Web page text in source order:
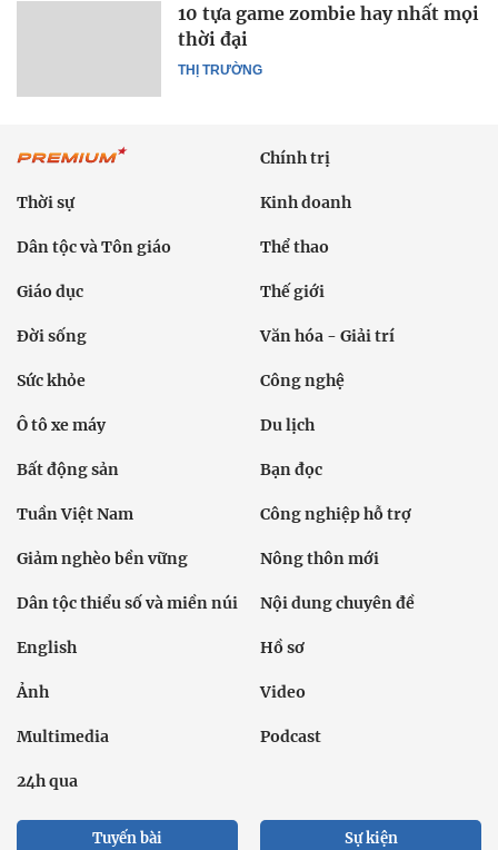
THỊ TRƯỜNG
10 tựa game zombie hay nhất mọi
thời đại
Chính trị
Thời sự Kinh doanh
Dân tộc và Tôn giáo Thể thao
Giáo dục Thế giới
Đời sống Văn hóa - Giải trí
Sức khỏe Công nghệ
Ô tô xe máy Du lịch
Bất động sản Bạn đọc
Tuần Việt Nam Công nghiệp hỗ trợ
Giảm nghèo bền vững Nông thôn mới
Dân tộc thiểu số và miền núi Nội dung chuyên đề
English Hồ sơ
Ảnh Video
Multimedia Podcast
24h qua
Tuyến bài Sự kiện